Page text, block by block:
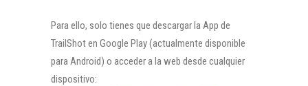
Para ello, solo tienes que descargar la App de
TrailShot en Google Play (actualmente disponible
para Android) o acceder a la web desde cualquier
dispositivo: